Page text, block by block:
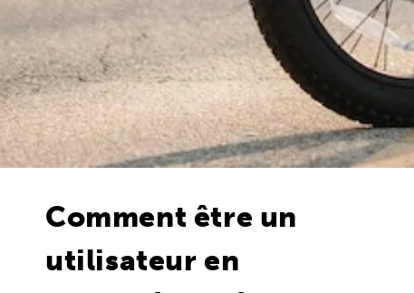
Comment être un
utilisateur en